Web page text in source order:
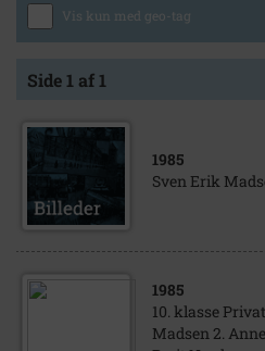
Vis kun med geo-tag
Side 1 af 1
1985
Sven Erik
1985
10. klasse
Madsen 2.